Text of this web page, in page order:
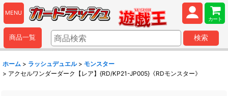
MENU
カート
商品一覧 検索
ホーム > ラッシュデュエル > モンスター
> アクセルワンダーダーク【レア】{RD/KP21-JP005}《RDモンスター》